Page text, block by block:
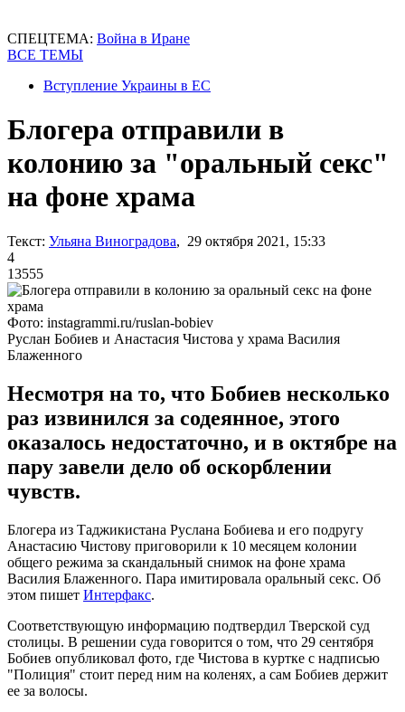
СПЕЦТЕМА: Война в Иране
ВСЕ ТЕМЫ
Вступление Украины в ЕС
Блогера отправили в
колонию за "оральный секс"
на фоне храма
Текст: Ульяна Виноградова, 29 октября 2021, 15:33
4
13555
Фото: instagrammi.ru/ruslan-bobiev
Руслан Бобиев и Анастасия Чистова у храма Василия
Блаженного
Несмотря на то, что Бобиев несколько
раз извинился за содеянное, этого
оказалось недостаточно, и в октябре на
пару завели дело об оскорблении
чувств.
Блогера из Таджикистана Руслана Бобиева и его подругу
Анастасию Чистову приговорили к 10 месяцем колонии
общего режима за скандальный снимок на фоне храма
Василия Блаженного. Пара имитировала оральный секс. Об
этом пишет Интерфакс.
Соответствующую информацию подтвердил Тверской суд
столицы. В решении суда говорится о том, что 29 сентября
Бобиев опубликовал фото, где Чистова в куртке с надписью
"Полиция" стоит перед ним на коленях, а сам Бобиев держит
ее за волосы.